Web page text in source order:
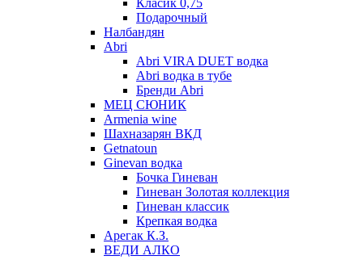
Класик 0,75
Подарочный
Налбандян
Abri
Abri VIRA DUET водка
Abri водка в тубе
Бренди Abri
МЕЦ СЮНИК
Armenia wine
Шахназарян ВКД
Getnatoun
Ginevan водка
Бочка Гиневан
Гиневан Золотая коллекция
Гиневан классик
Крепкая водка
Арегак К.З.
ВЕДИ АЛКО